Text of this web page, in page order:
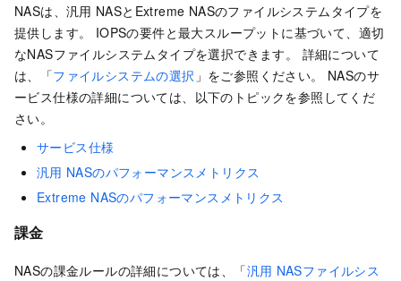
NASは、汎用 NASとExtreme NASのファイルシステムタイプを
提供します。 IOPSの要件と最大スループットに基づいて、適切
なNASファイルシステムタイプを選択できます。 詳細について
は、「ファイルシステムの選択 」をご参照ください。 NASのサ
ービス仕様の詳細については、以下のトピックを参照してくだ
さい。
サービス仕様
汎用 NASのパフォーマンスメトリクス
Extreme NASのパフォーマンスメトリクス
課金
NASの課金ルールの詳細については、「汎用 NASファイルシス